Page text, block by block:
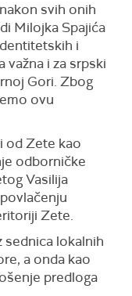
svih onih
Milojka Spajića
i
važna i za srpski
Gori. Zbog
ovu
od Zete kao
odborničke
Vasilija
Zete.
sednica lokalnih
a onda kao
predloga